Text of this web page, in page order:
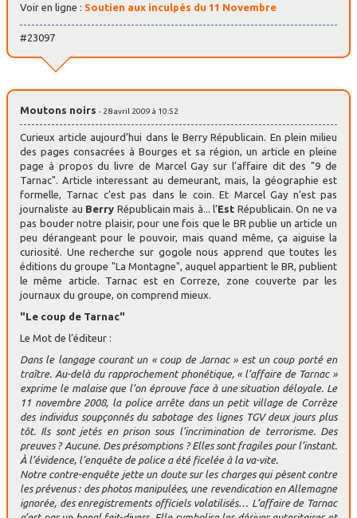
Voir en ligne : Soutien aux inculpés du 11 Novembre
#23097
Moutons noirs - 28 avril 2009 à 10:52
Curieux article aujourd’hui dans le Berry Républicain. En plein milieu
des pages consacrées à Bourges et sa région, un article en pleine
page à propos du livre de Marcel Gay sur l’affaire dit des "9 de
Tarnac". Article interessant au demeurant, mais, la géographie est
formelle, Tarnac c’est pas dans le coin. Et Marcel Gay n’est pas
journaliste au Berry Républicain mais à... l’Est Républicain. On ne va
pas bouder notre plaisir, pour une fois que le BR publie un article un
peu dérangeant pour le pouvoir, mais quand même, ça aiguise la
curiosité. Une recherche sur gogole nous apprend que toutes les
éditions du groupe "La Montagne", auquel appartient le BR, publient
le même article. Tarnac est en Correze, zone couverte par les
journaux du groupe, on comprend mieux.
"Le coup de Tarnac"
Le Mot de l’éditeur :
Dans le langage courant un « coup de Jarnac » est un coup porté en
traître. Au-delà du rapprochement phonétique, « l’affaire de Tarnac »
exprime le malaise que l’on éprouve face à une situation déloyale. Le
11 novembre 2008, la police arrête dans un petit village de Corrèze
des individus soupçonnés du sabotage des lignes TGV deux jours plus
tôt. Ils sont jetés en prison sous l’incrimination de terrorisme. Des
preuves ? Aucune. Des présomptions ? Elles sont fragiles pour l’instant.
À l’évidence, l’enquête de police a été ficelée à la va-vite.
Notre contre-enquête jette un doute sur les charges qui pèsent contre
les prévenus : des photos manipulées, une revendication en Allemagne
ignorée, des enregistrements officiels volatilisés… L’affaire de Tarnac